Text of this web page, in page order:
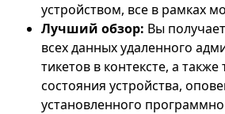
устройством, все в рамках
Лучший обзор: Вы
всех данных удаленного
тикетов в контексте, а также
состояния устройства,
установленного